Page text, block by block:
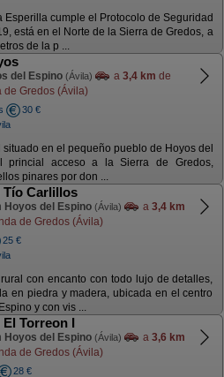
Esperilla cumple el Protocolo de Seguridad
está en el Norte de la Sierra de Gredos, a
de la p ...
del Espino (Ávila) a 3,4 km de
de Gredos (Ávila)
30 €
situado en el pequeño pueblo de Hoyos del
princial acceso a la Sierra de Gredos,
pinares por don ...
Tío Carlillos
Hoyos del Espino (Ávila) a 3,4 km
de Gredos (Ávila)
25 €
con encanto con todo lujo de detalles,
en piedra y madera, ubicada en el centro
y con vis ...
Torreon I
Hoyos del Espino (Ávila) a 3,6 km
de Gredos (Ávila)
28 €